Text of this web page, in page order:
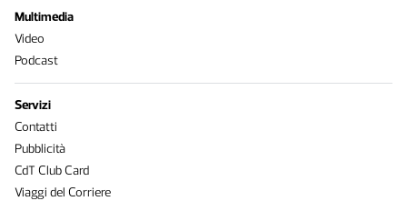
Multimedia
Video
Podcast
Servizi
Contatti
Pubblicità
CdT Club Card
Viaggi del Corriere